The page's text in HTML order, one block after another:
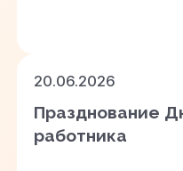
20.06.2026
Празднование
работника